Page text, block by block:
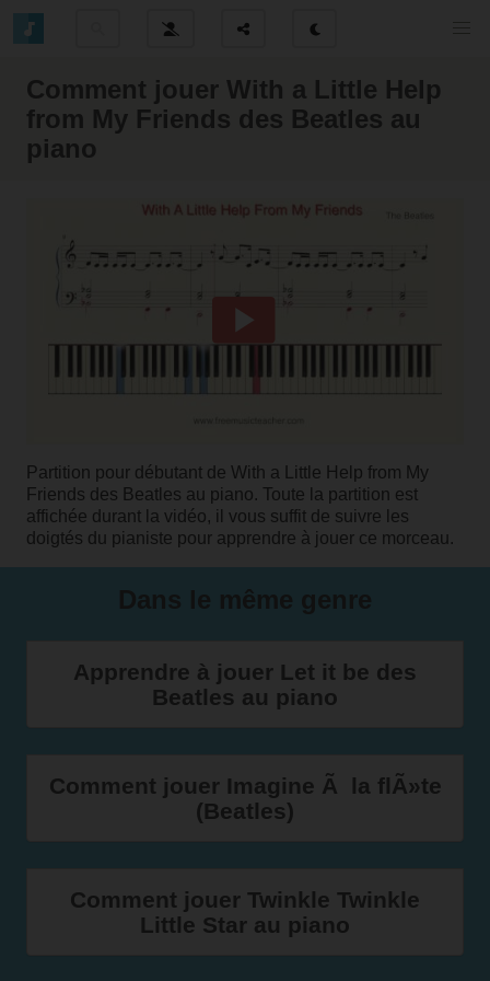
Comment jouer With a Little Help
from My Friends des Beatles au
piano
Partition pour débutant de With a Little Help from My
Friends des Beatles au piano. Toute la partition est
affichée durant la vidéo, il vous suffit de suivre les
doigtés du pianiste pour apprendre à jouer ce morceau.
Apprendre à jouer Let it be des
Beatles au piano
Comment jouer Imagine Ã la flÃ»te
(Beatles)
Comment jouer Twinkle Twinkle
Little Star au piano